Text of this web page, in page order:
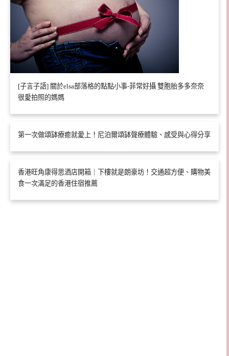
[子言子語] 關於elsa部落格的點點小事-菲常好攝 雙胞胎多多奈奈
很愛拍照的媽媽
第一次做頌缽療癒就愛上！尼泊爾頌缽聲療體驗、感受與心得分享
香港旺角康得思酒店開箱｜下樓就是朗豪坊！交通超方便、購物美
食一次滿足的香港住宿推薦